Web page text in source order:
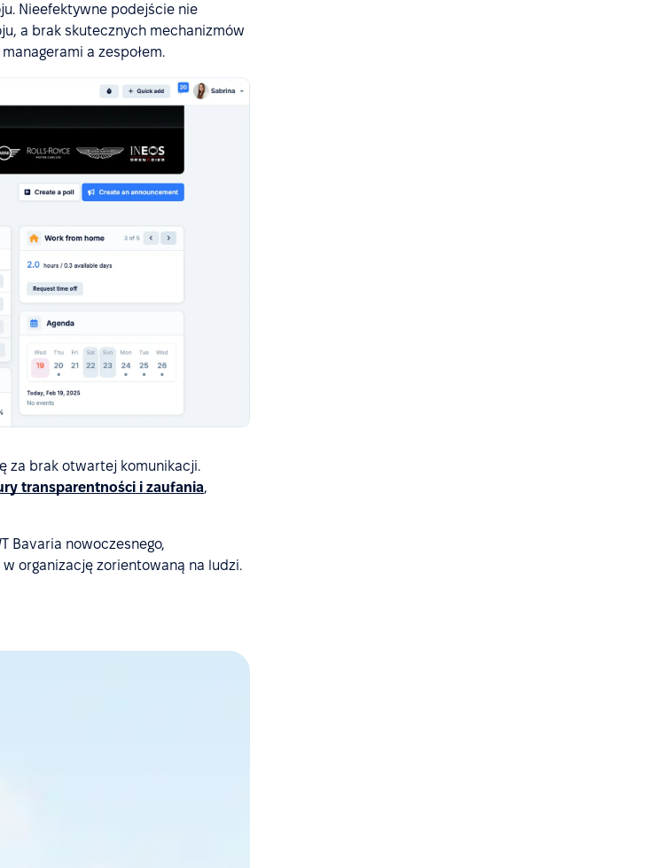
Nieefektywne podejście nie
a brak skutecznych mechanizmów
a zespołem.
za brak otwartej komunikacji.
transparentności i zaufania,
Bavaria nowoczesnego,
organizację zorientowaną na ludzi.